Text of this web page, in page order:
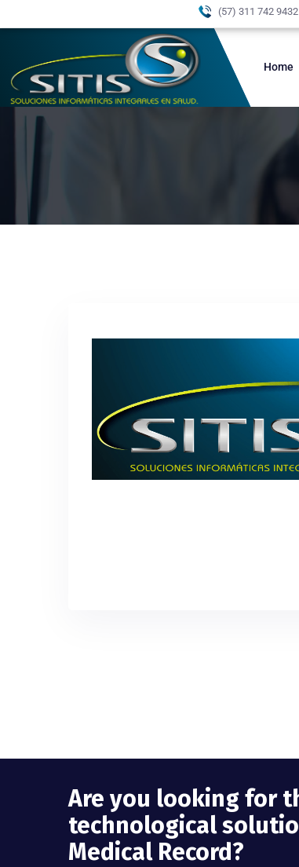
(57) 311 742 9432
Home
Are you looking for
technological
Medical Record?